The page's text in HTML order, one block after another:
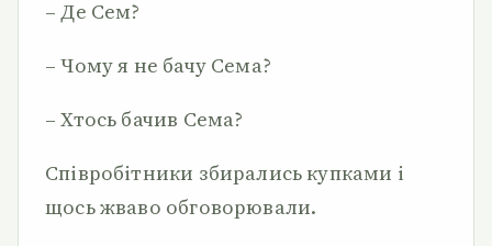
– Де Сем?
– Чому я не бачу Сема?
– Хтось бачив Сема?
Співробітники збирались купками і
щось жваво обговорювали.